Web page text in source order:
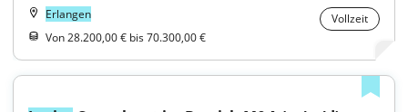
Erlangen
Vollzeit
Von 28.200,00 € bis 70.300,00 €